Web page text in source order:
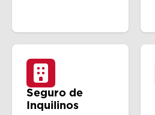
Seguro de
Inquilinos